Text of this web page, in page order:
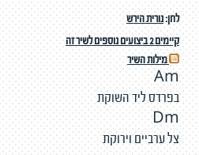
לחן:נורית הירש
קיימים 2 ביצועים נוספים לשיר זה
מילות השיר
Am
בפרדס ליד השוקת
Dm
צל ערביים וירוקת